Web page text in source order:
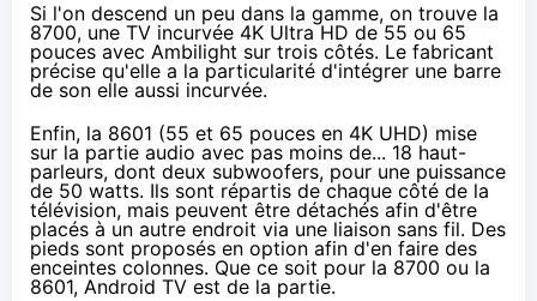
Si l'on descend un peu dans la gamme, on trouve la
8700, une TV incurvée 4K Ultra HD de 55 ou 65
pouces avec Ambilight sur trois côtés. Le fabricant
précise qu'elle a la particularité d'intégrer une barre
de son elle aussi incurvée.
Enfin, la 8601 (55 et 65 pouces en 4K UHD) mise
sur la partie audio avec pas moins de... 18 haut-
parleurs, dont deux subwoofers, pour une puissance
de 50 watts. Ils sont répartis de chaque côté de la
télévision, mais peuvent être détachés afin d'être
placés à un autre endroit via une liaison sans fil. Des
pieds sont proposés en option afin d'en faire des
enceintes colonnes. Que ce soit pour la 8700 ou la
8601, Android TV est de la partie.